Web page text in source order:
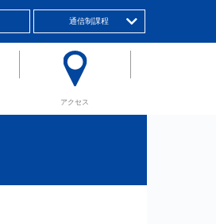
通信制課程
アクセス